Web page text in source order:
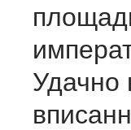
Удачно